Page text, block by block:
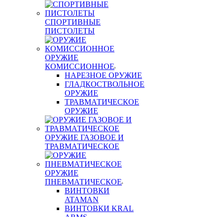
СПОРТИВНЫЕ
ПИСТОЛЕТЫ
ОРУЖИЕ
КОМИССИОННОЕ
НАРЕЗНОЕ ОРУЖИЕ
ГЛАДКОСТВОЛЬНОЕ
ОРУЖИЕ
ТРАВМАТИЧЕСКОЕ
ОРУЖИЕ
ОРУЖИЕ ГАЗОВОЕ И
ТРАВМАТИЧЕСКОЕ
ОРУЖИЕ
ПНЕВМАТИЧЕСКОЕ
ВИНТОВКИ
ATAMAN
ВИНТОВКИ KRAL